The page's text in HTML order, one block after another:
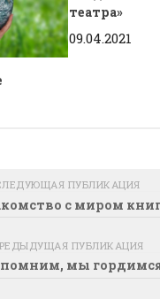
театра»
09.04.2021
ПУБЛИКАЦИЯ
с миром
ПУБЛИКАЦИЯ
мы